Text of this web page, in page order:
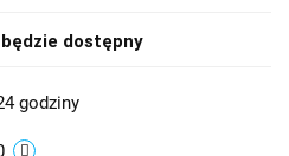
dostępny
godziny